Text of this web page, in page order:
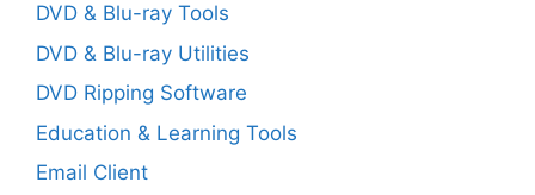
DVD & Blu-ray Tools
DVD & Blu-ray Utilities
DVD Ripping Software
Education & Learning Tools
Email Client